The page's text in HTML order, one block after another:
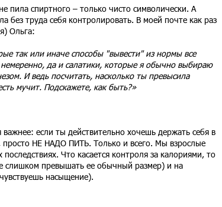
пила спиртного – только чисто символически. А
без труда себя контролировать. В моей почте как раз
Ольга:
так или иначе способы "вывести" из нормы все
немеренно, да и салатики, которые я обычно выбираю
И ведь посчитать, насколько ты превысила
мучит. Подскажете, как быть?»
если ты действительно хочешь держать себя в
просто НЕ НАДО ПИТЬ. Только и всего. Мы взрослые
Что касается контроля за калориями, то
слишком превышать ее обычный размер) и на
насыщение).